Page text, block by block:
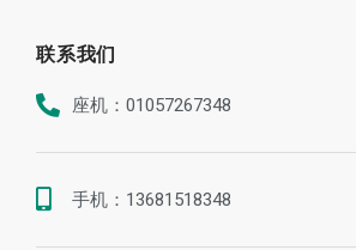
联系我们
座机：01057267348
手机：13681518348